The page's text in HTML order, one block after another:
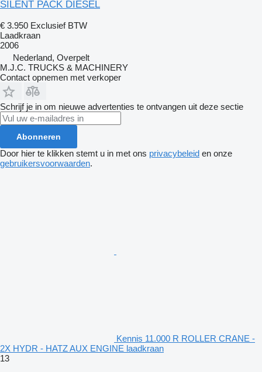
SILENT PACK DIESEL
€ 3.950 Exclusief BTW
Laadkraan
2006
Nederland, Overpelt
M.J.C. TRUCKS & MACHINERY
Contact opnemen met verkoper
Schrijf je in om nieuwe advertenties te ontvangen uit deze sectie
Abonneren
Door hier te klikken stemt u in met ons privacybeleid en onze
gebruikersvoorwaarden.
Kennis 11.000 R ROLLER CRANE -
2X HYDR - HATZ AUX ENGINE laadkraan
13